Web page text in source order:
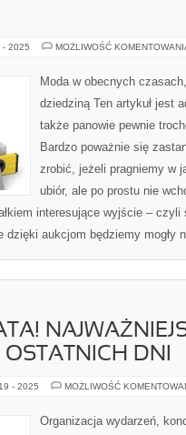
- 2025 MOŻLIWOŚĆ
Moda w obecnych
dziedziną Ten artykuł jest
także panowie pewnie
Bardzo poważnie się
zrobić, jeżeli pragniemy w
ubiór, ale po prostu nie
interesujące wyjście –
dzięki aukcjom będziemy mogły
DNI
- 2025 MOŻLIWOŚĆ
Organizacja wydarzeń,